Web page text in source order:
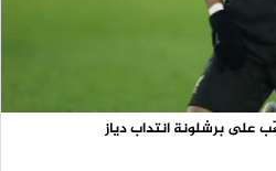
على برشلونة انتداب دياز